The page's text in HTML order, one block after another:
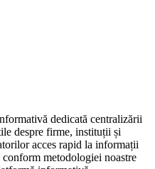
dedicată centralizării
despre firme, instituții și
acces rapid la informații
metodologiei noastre